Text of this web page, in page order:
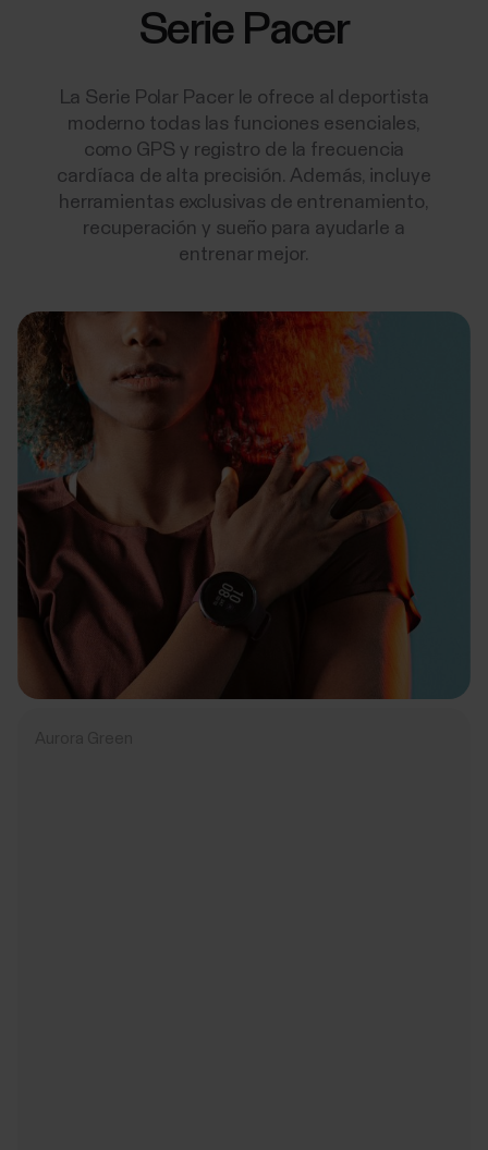
Serie Pacer
La Serie Polar Pacer le ofrece al deportista
moderno todas las funciones esenciales,
como GPS y registro de la frecuencia
cardíaca de alta precisión. Además, incluye
herramientas exclusivas de entrenamiento,
recuperación y sueño para ayudarle a
entrenar mejor.